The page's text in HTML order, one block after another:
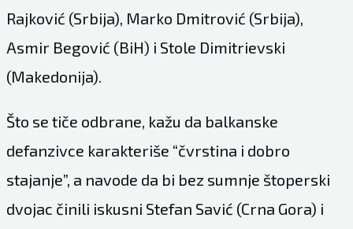
Rajković (Srbija), Marko Dmitrović (Srbija),
Asmir Begović (BiH) i Stole Dimitrievski
(Makedonija).
Što se tiče odbrane, kažu da balkanske
defanzivce karakteriše “čvrstina i dobro
stajanje”, a navode da bi bez sumnje štoperski
dvojac činili iskusni Stefan Savić (Crna Gora) i